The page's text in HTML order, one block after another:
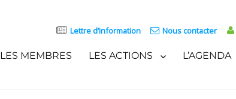
Lettre d’information Nous contacter
LES MEMBRES LES ACTIONS L’AGENDA